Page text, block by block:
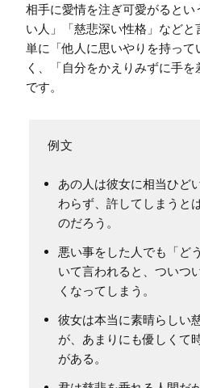
相手に愛情を注ぎ可愛がると
い人」「慈悲深い性格」などと
単に「他人に思いやりを持っ
く、「自分をかえりみずに手
あの人は彼女に相当ひど
わらず、許してしまうと
のだろう。
悪い事をした人でも「ど
いて言われると、ついつ
くなってしまう。
彼女は本当に素晴らしい
が、あまりにも優しくて
がある。